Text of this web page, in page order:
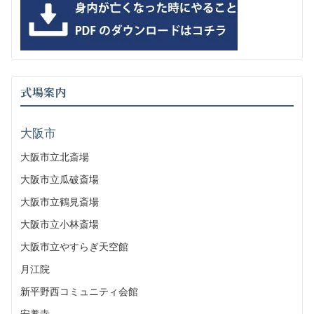
式場案内
大阪市
大阪市立北斎場
大阪市立瓜破斎場
大阪市立鶴見斎場
大阪市立小林斎場
大阪市立やすらぎ天空館
月江院
新平野西コミュニティ会館